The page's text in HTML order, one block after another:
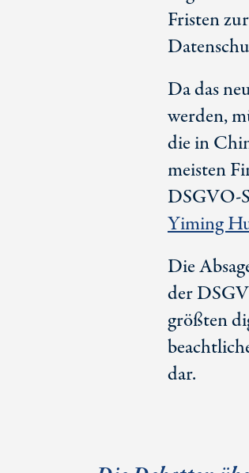
Fristen
Da das
werden,
die in
meisten
DSGVO-
Yiming
Die
der
größten
dar.